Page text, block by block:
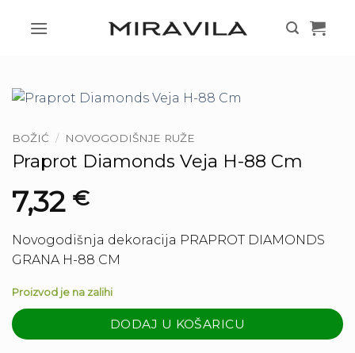
BOŽIĆ / NOVOGODIŠNJE RUŽE
Praprot Diamonds Veja H-88 Cm
7,32 €
Novogodišnja dekoracija PRAPROT DIAMONDS
GRANA H-88 CM
Proizvod je na zalihi
DODAJ U KOŠARICU